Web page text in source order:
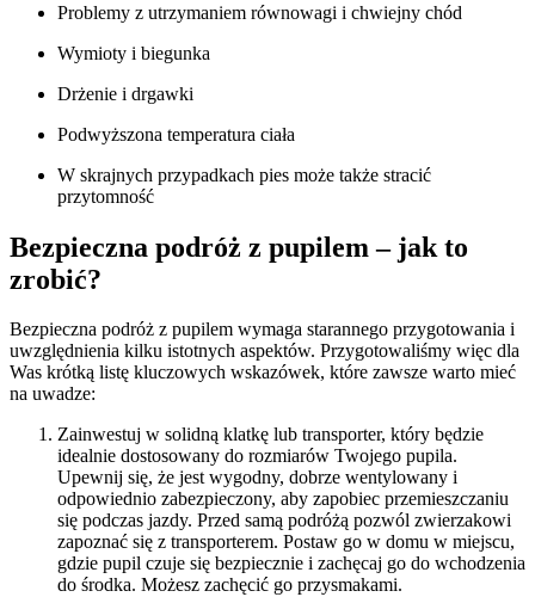
Problemy z utrzymaniem równowagi i chwiejny chód
Wymioty i biegunka
Drżenie i drgawki
Podwyższona temperatura ciała
W skrajnych przypadkach pies może także stracić
przytomność
Bezpieczna podróż z pupilem – jak to
zrobić?
Bezpieczna podróż z pupilem wymaga starannego przygotowania i
uwzględnienia kilku istotnych aspektów. Przygotowaliśmy więc dla
Was krótką listę kluczowych wskazówek, które zawsze warto mieć
na uwadze:
Zainwestuj w solidną klatkę lub transporter, który będzie
idealnie dostosowany do rozmiarów Twojego pupila.
Upewnij się, że jest wygodny, dobrze wentylowany i
odpowiednio zabezpieczony, aby zapobiec przemieszczaniu
się podczas jazdy. Przed samą podróżą pozwól zwierzakowi
zapoznać się z transporterem. Postaw go w domu w miejscu,
gdzie pupil czuje się bezpiecznie i zachęcaj go do wchodzenia
do środka. Możesz zachęcić go przysmakami.